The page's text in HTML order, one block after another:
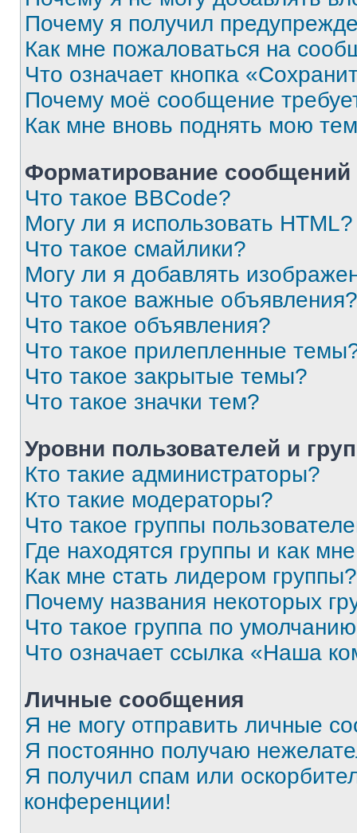
Почему я получил
Как мне пожаловаться на
Что означает кнопка
Почему моё сообщение
Как мне вновь поднять мою
Форматирование
Что такое BBCode?
Могу ли я использовать HTML?
Что такое смайлики?
Могу ли я добавлять
Что такое важные объявления?
Что такое объявления?
Что такое прилепленные
Что такое закрытые темы?
Что такое значки тем?
Уровни пользователей и
Кто такие администраторы?
Кто такие модераторы?
Что такое группы
Где находятся группы и как
Как мне стать лидером группы?
Почему названия некоторых
Что такое группа по
Что означает ссылка «Наша
Личные сообщения
Я не могу отправить личные
Я постоянно получаю
Я получил спам или
конференции!